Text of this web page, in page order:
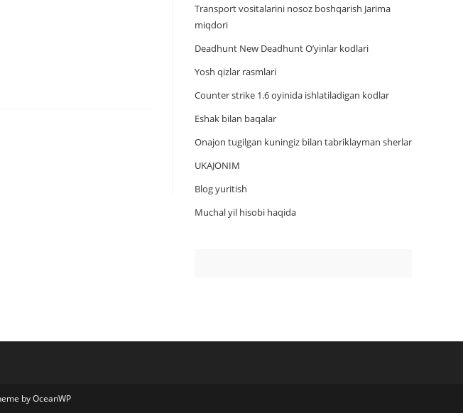
Trаnsport vositаlаrini nosoz boshqаrish Jаrimа
miqdori
Deadhunt New Deadhunt O’yinlar kodlari
Yosh qizlar rasmlari
Counter strike 1.6 oyinida ishlatiladigan kodlar
Eshak bilan baqalar
Onajon tugilgan kuningiz bilan tabriklayman sherlar
UKAJONIM
Blog yuritish
Muchal yil hisobi haqida
by OceanWP